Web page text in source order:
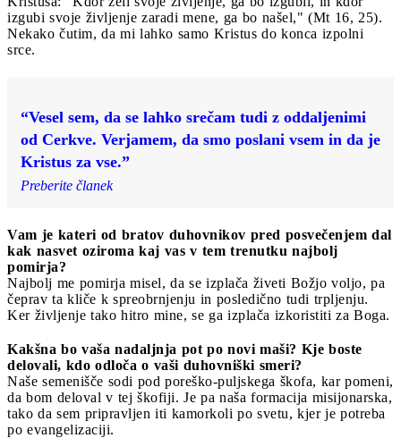
izgubi svoje življenje zaradi mene, ga bo našel," (Mt 16, 25).
Nekako čutim, da mi lahko samo Kristus do konca izpolni
srce.
“Vesel sem, da se lahko srečam tudi z oddaljenimi
od Cerkve. Verjamem, da smo poslani vsem in da je
Kristus za vse.”
Preberite članek
Vam je kateri od bratov duhovnikov pred posvečenjem dal
kak nasvet oziroma kaj vas v tem trenutku najbolj
pomirja?
Najbolj me pomirja misel, da se izplača živeti Božjo voljo, pa
čeprav ta kliče k spreobrnjenju in posledično tudi trpljenju.
Ker življenje tako hitro mine, se ga izplača izkoristiti za Boga.
Kakšna bo vaša nadaljnja pot po novi maši? Kje boste
delovali, kdo odloča o vaši duhovniški smeri?
Naše semenišče sodi pod poreško-puljskega škofa, kar pomeni,
da bom deloval v tej škofiji. Je pa naša formacija misijonarska,
tako da sem pripravljen iti kamorkoli po svetu, kjer je potreba
po evangelizaciji.